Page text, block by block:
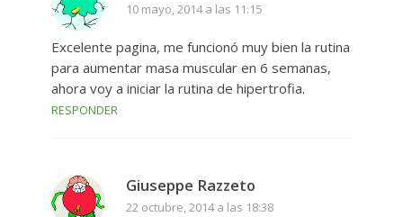
10 mayo, 2014 a las 11:15
Excelente pagina, me funcionó muy bien la rutina
para aumentar masa muscular en 6 semanas,
ahora voy a iniciar la rutina de hipertrofia.
RESPONDER
Giuseppe Razzeto
22 octubre, 2014 a las 18:38